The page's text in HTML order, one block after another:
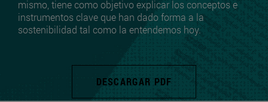
mismo, tiene como objetivo explicar los conceptos e
instrumentos clave que han dado forma a la
sostenibilidad tal como la entendemos hoy.
DESCARGAR PDF